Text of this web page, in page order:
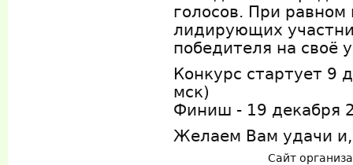
голосов. При равном
лидирующих
победителя на своё
Конкурс стартует 9
мск)
Финиш - 19 декабря
Желаем Вам удачи
Сайт